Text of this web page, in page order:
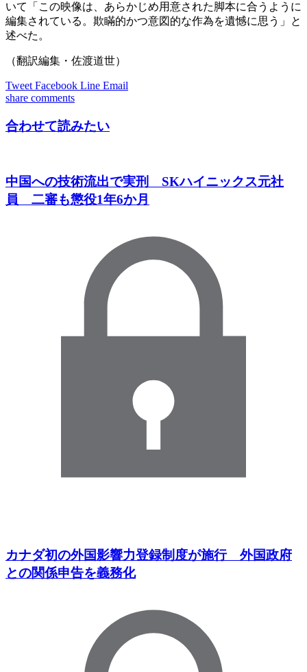
いて「この映像は、あらかじめ用意された脚本に合うように
編集されている。欺瞞的かつ意図的な作為を遺憾に思う」と
述べた。
（翻訳編集・佐渡道世）
Tweet Facebook Line Email
share comments
合わせて読みたい
中国への技術流出で実刑 SKハイニックス元社
員 二審も懲役1年6か月
カナダ初の外国影響力登録制度が施行 外国政府
との関係申告を義務化